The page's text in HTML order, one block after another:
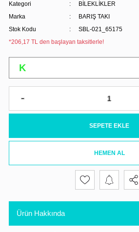
Kategori
BİLEKLİKLER
Marka
BARIŞ TAKI
Stok Kodu
SBL-021_65175
*206,17 TL den başlayan taksitlerle!
SEPETE EKLE
HEMEN AL
Ürün Hakkında